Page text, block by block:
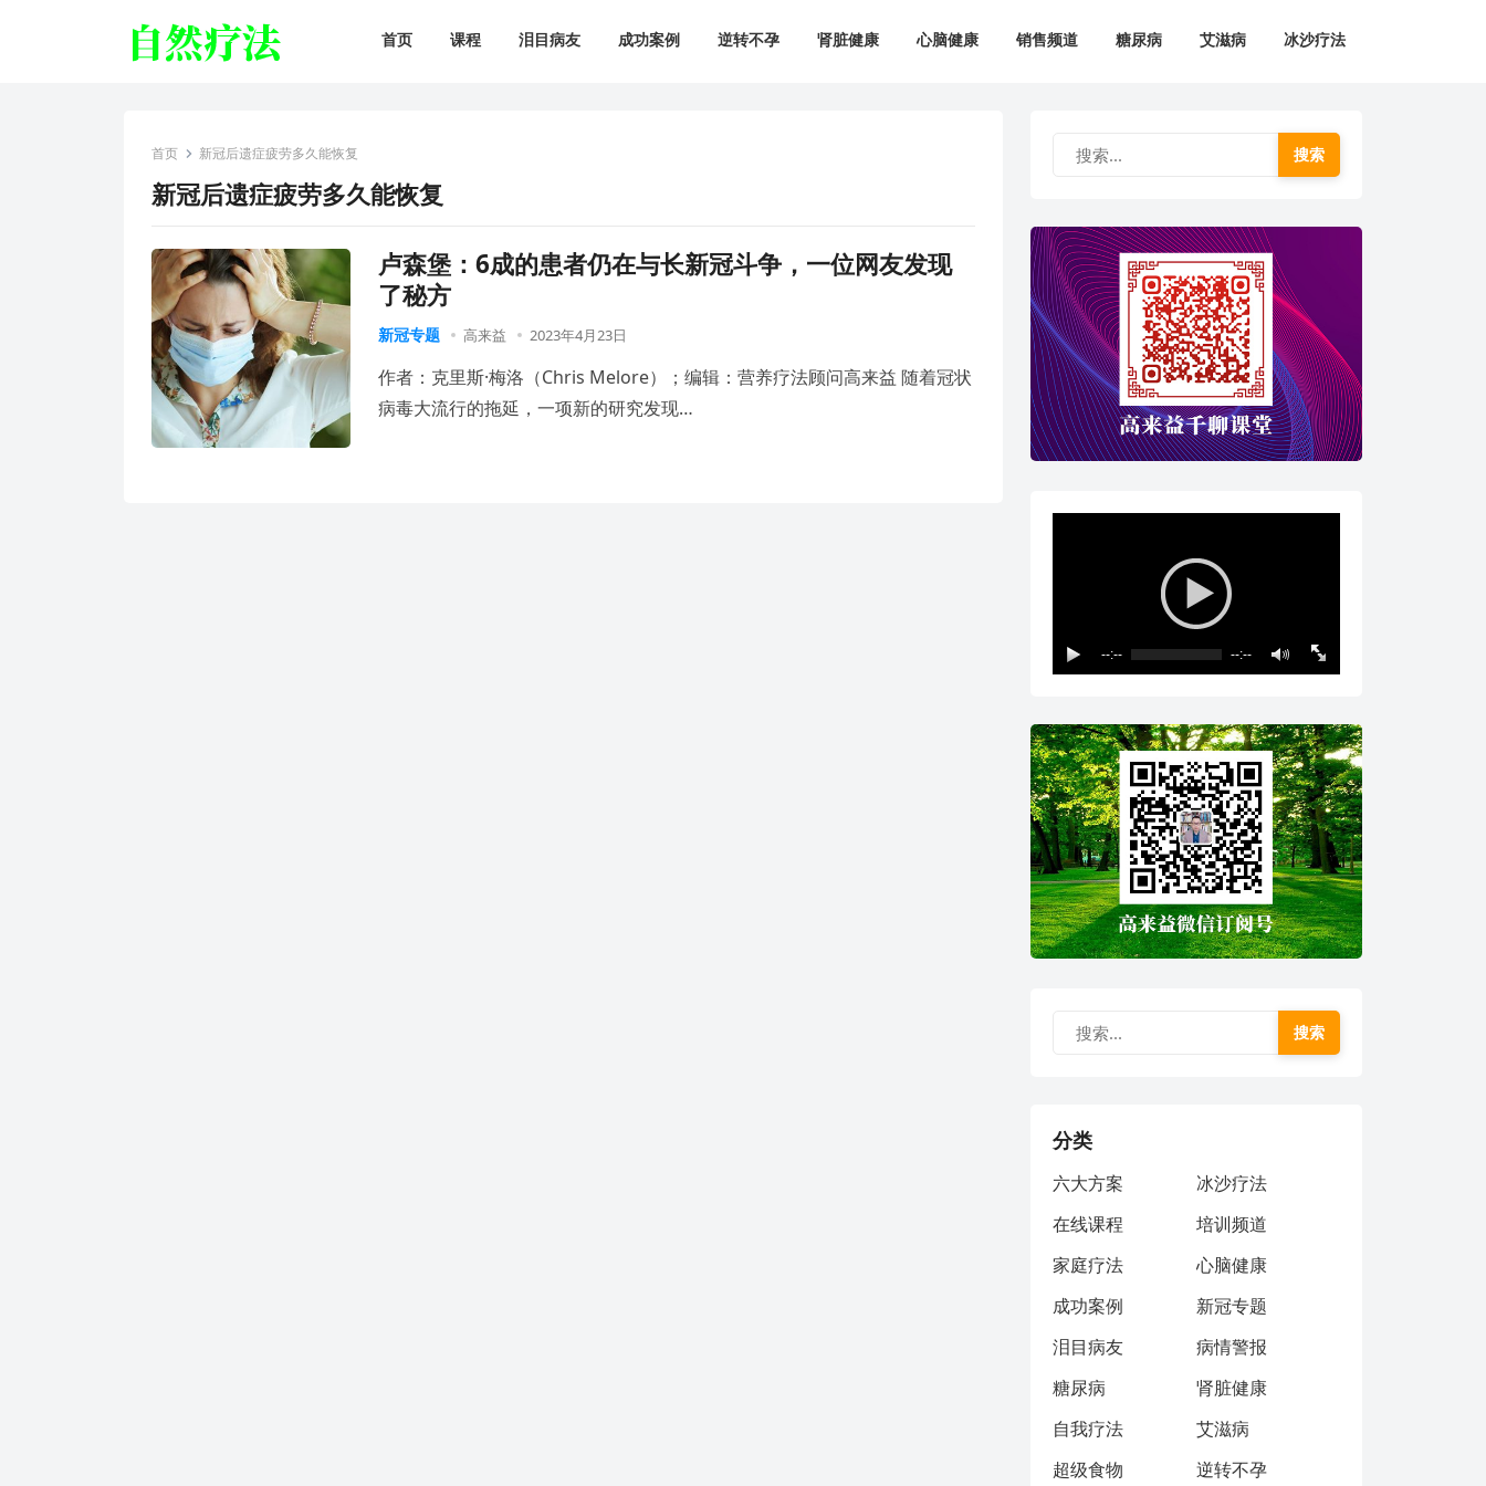
首页 课程 泪目病友 成功案例 逆转不孕 肾脏健康 心脑健康 销售频道 糖尿病 艾滋病 冰沙疗法
首页 新冠后遗症疲劳多久能恢复
新冠后遗症疲劳多久能恢复
卢森堡：6成的患者仍在与长新冠斗争，一位网友发现
了秘方
新冠专题 高来益 2023年4月23日
作者：克里斯·梅洛（Chris Melore）；编辑：营养疗法顾问高来益 随着冠状
病毒大流行的拖延，一项新的研究发现…
搜索
--:-- --:--
搜索
分类
六大方案
冰沙疗法
在线课程
培训频道
家庭疗法
心脑健康
成功案例
新冠专题
泪目病友
病情警报
糖尿病
肾脏健康
自我疗法
艾滋病
超级食物
逆转不孕